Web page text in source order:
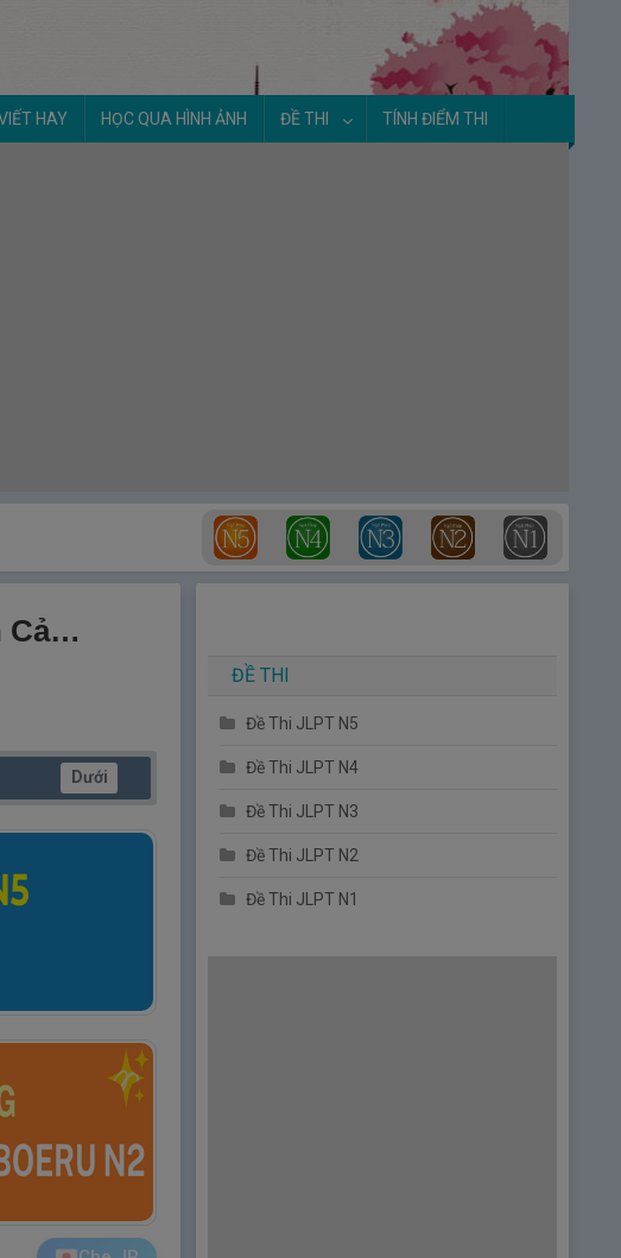
HAY HỌC QUA HÌNH ẢNH ĐỀ THI TÍNH ĐIỂM THI
Cả…
Dưới
ĐỀ THI
Đề Thi JLPT N5
Đề Thi JLPT N4
Đề Thi JLPT N3
Đề Thi JLPT N2
Đề Thi JLPT N1